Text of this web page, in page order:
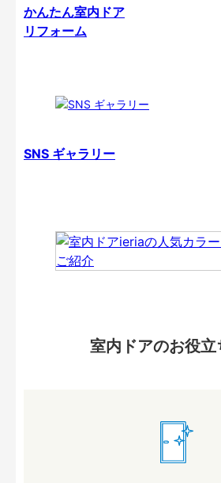
かんたん室内ドア
リフォーム
SNS ギャラリー
室内ドアのお役立